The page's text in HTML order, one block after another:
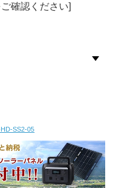
確認ください]
HD-SS2-05